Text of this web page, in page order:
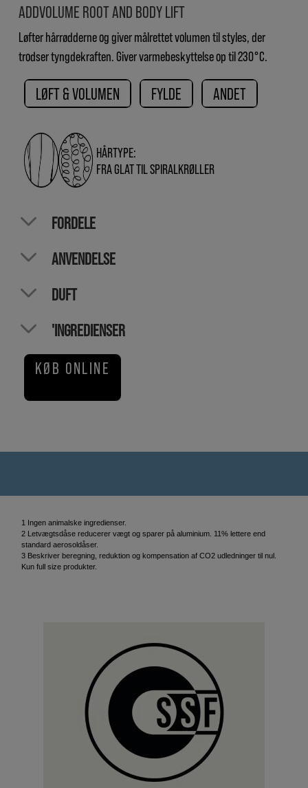
ADDVOLUME ROOT AND BODY LIFT
Løfter hårrødderne og giver målrettet volumen til styles, der
trodser tyngdekraften. Giver varmebeskyttelse op til 230°C.
LØFT & VOLUMEN FYLDE ANDET
HÅRTYPE:
FRA GLAT TIL SPIRALKRØLLER
FORDELE
ANVENDELSE
DUFT
'INGREDIENSER
KØB ONLINE
1 Ingen animalske ingredienser.
2 Letvægtsdåse reducerer vægt og sparer på aluminium. 11% lettere end
standard aerosoldåser.
3 Beskriver beregning, reduktion og kompensation af CO2 udledninger til nul.
Kun full size produkter.